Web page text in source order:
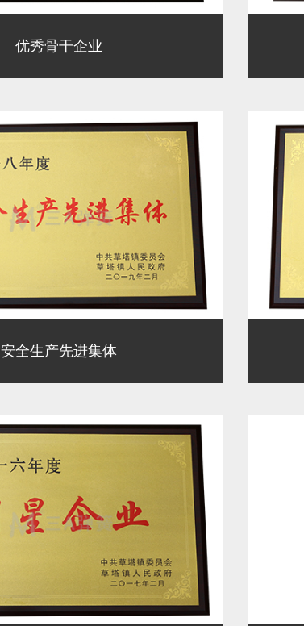
优秀骨干企业
安全生产先进集体